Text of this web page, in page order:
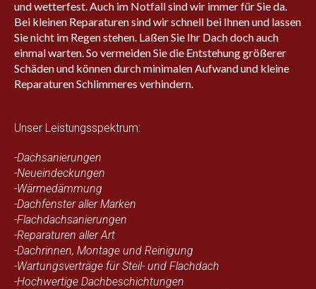
und wetterfest. Auch im Notfall sind wir immer für Sie da.
Bei kleinen Reparaturen sind wir schnell bei Ihnen und lassen
Sie nicht im Regen stehen. Laßen Sie Ihr Dach doch auch
einmal warten. So vermeiden Sie die Entstehung größerer
Schäden und können durch minimalen Aufwand und kleine
Reparaturen Schlimmeres verhindern.
Unser Leistungsspektrum:
-Dachsanierungen
-Neueindeckungen
-Wärmedämmung
-Dachfenster aller Marken
-Flachdachsanierungen
-Reparaturen aller Art
-Dachrinnen, Montage und Reinigung
-Wartungsverträge für Steil- und Flachdach
-Hochwertige Dachbeschichtungen